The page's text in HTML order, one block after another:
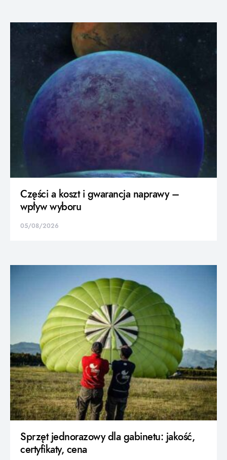
Części a koszt i gwarancja naprawy –
wpływ wyboru
05/08/2026
Sprzęt jednorazowy dla gabinetu: jakość,
certyfikaty, cena